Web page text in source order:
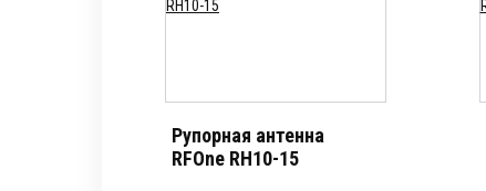
Рупорная антенна
RFOne RH10-15